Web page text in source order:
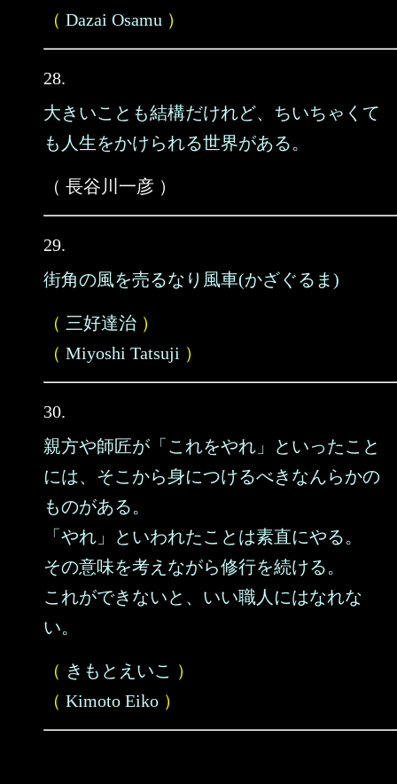
（ Dazai Osamu ）
28.
大きいことも結構だけれど、ちいちゃくて
も人生をかけられる世界がある。
（ 長谷川一彦 ）
29.
街角の風を売るなり風車(かざぐるま)
（ 三好達治 ）
（ Miyoshi Tatsuji ）
30.
親方や師匠が「これをやれ」といったこと
には、そこから身につけるべきなんらかの
ものがある。
「やれ」といわれたことは素直にやる。
その意味を考えながら修行を続ける。
これができないと、いい職人にはなれな
い。
（ きもとえいこ ）
（ Kimoto Eiko ）